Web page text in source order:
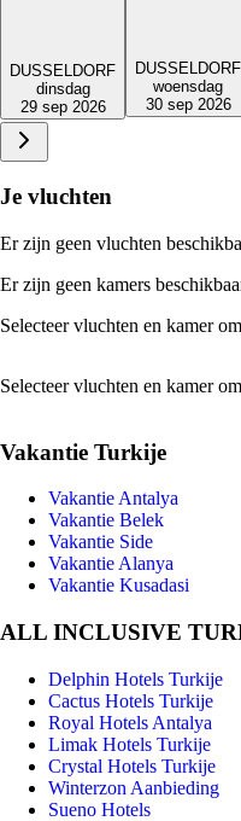
DUSSELDORF
dinsdag
29 sep 2026
DUSSELDORF
woensdag
30 sep 2026
Je vluchten
Er zijn geen vluchten
Er zijn geen kamers
Selecteer vluchten en kamer
Selecteer vluchten en kamer
Vakantie Turkije
Vakantie Antalya
Vakantie Belek
Vakantie Side
Vakantie Alanya
Vakantie Kusadasi
ALL INCLUSIVE
Delphin Hotels Turkije
Cactus Hotels Turkije
Royal Hotels Antalya
Limak Hotels Turkije
Crystal Hotels Turkije
Winterzon Aanbieding
Sueno Hotels